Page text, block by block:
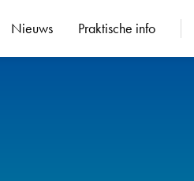
Nieuws Praktische info